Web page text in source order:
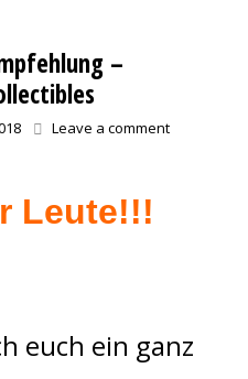
–
Leave a comment
Leute!!!
euch ein ganz